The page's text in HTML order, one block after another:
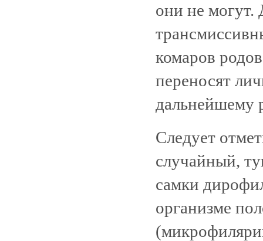
они не могут.
комаров
переносят
дальнейшему
Следует
случайный,
самки
организме